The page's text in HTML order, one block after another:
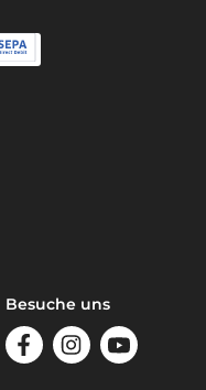
Besuche uns